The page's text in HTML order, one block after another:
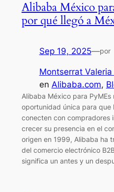
Alibaba México
por qué llegó a
Sep 19, 2025—por
Montserrat
en Alibaba.com,
Alibaba México para PyMEs
oportunidad única para que
conecten con compradores
crecer su presencia en el
origen en 1999, Alibaba ha
del comercio electrónico
significa un antes y un